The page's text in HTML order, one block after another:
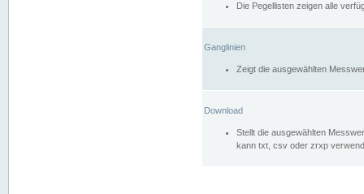
Die Pegellisten zeigen alle
Ganglinien
Zeigt die ausgewählten
Download
Stellt die ausgewählten
kann txt, csv oder zrxp